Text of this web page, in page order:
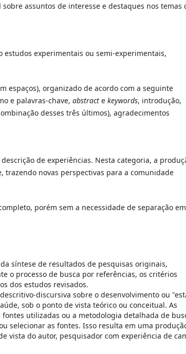
assuntos de interesse e destaques nos temas
estudos experimentais ou semi-experimentais,
espaços), organizado de acordo com a seguinte
e palavras-chave, abstract e keywords, introdução,
desses três últimos), agradecimentos
de experiências. Nesta categoria, a
novas perspectivas para a comunidade
porém sem a necessidade de separação em
síntese de resultados de pesquisas originais,
o processo de busca por referências, os critérios
dos estudos revisados.
discursiva sobre o desenvolvimento ou
sob o ponto de vista teórico ou conceitual. As
utilizadas ou a metodologia detalhada de
selecionar as fontes. Isso resulta em uma
vista do autor, pesquisador com experiência de